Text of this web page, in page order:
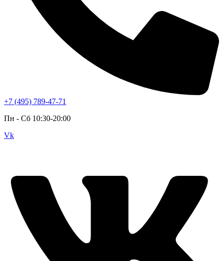
+7 (495) 789-47-71
Пн - Cб 10:30-20:00
Vk